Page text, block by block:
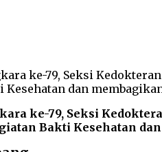
ke-79, Seksi
Bakti Kesehatan